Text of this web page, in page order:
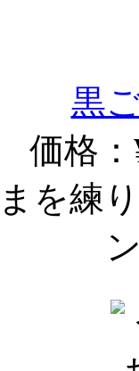
黒
価格
を練